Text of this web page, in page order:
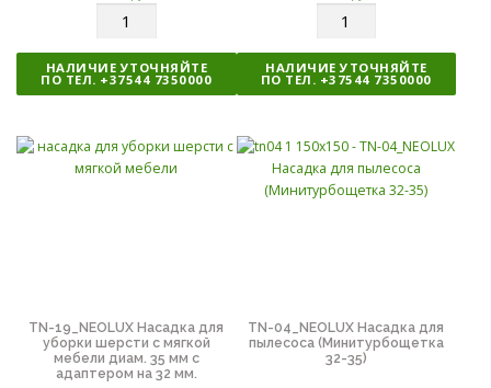
л
и
ч
с
т
НАЛИЧИЕ УТОЧНЯЙТЕ
ПО ТЕЛ. +37544 7350000
л
и
ч
с
т
в
НАЛИЧИЕ УТОЧНЯЙТЕ
ПО ТЕЛ. +37544 7350000
TN-19_NEOLUX Насадка для
уборки шерсти с мягкой
мебели диам. 35 мм с
адаптером на 32 мм.
TN-04_NEOLUX Насадка для
пылесоса (Минитурбощетка
32-35)